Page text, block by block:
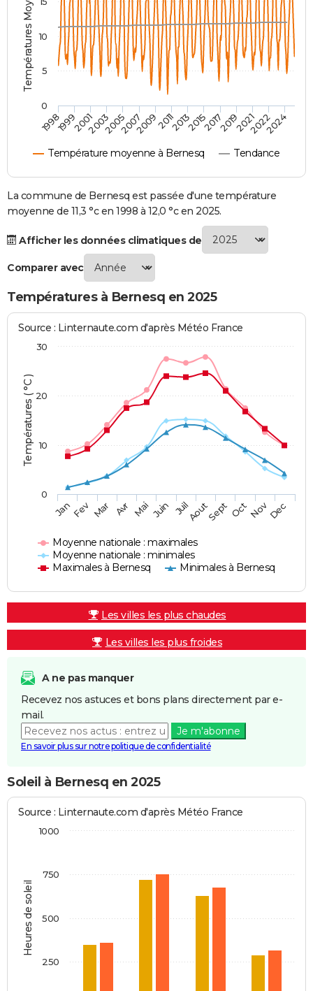
Destinations
City break
Voyage nature
Voyage de noces
Forum
Climat
PHOTO
GUIDES D'ACHAT
BONS PLANS
CARTE DE VOEUX
Carte de Noël
Carte Bonne année
Carte Saint-Valentin
Carte Pâques
Carte d'anniversaire
DICTIONNAIRE
Dictionnaire
Biographies
Citations
Expressions
Proverbes
PROGRAMME TV
S'inscrire
Se connecter
Lycées
Collèges
Primaires
Universités
Entreprises
Service militaire
Avis de recherche
AVIS DE DÉCÈS
FORUM
Bricolage
Lifestyle
Culture
Sport
Auto
Television
Voyage
Cinema
Température moyenne à Bernesq Tendance
199819992001200320052007200920112013201520172019202120222024
0
5
10
La commune de Bernesq est passée d'une température
moyenne de 11,3 °c en 1998 à 12,0 °c en 2025.
Afficher les données climatiques de
Comparer avec
Températures à Bernesq en 2025
Températures ( °C )
Source : Linternaute.com d'après Météo France
Moyenne nationale : maximales
Moyenne nationale : minimales
Maximales à Bernesq
Minimales à Bernesq
JanFev Mar Avr Mai Juin JuilAoutSept OctNovDec
0
10
20
30
Les villes les plus chaudes
Les villes les plus froides
A ne pas manquer
Recevez nos astuces et bons plans directement par e-
mail.
Je m'abonne
En savoir plus sur notre politique de confidentialité
Soleil à Bernesq en 2025
Heures de soleil
Source : Linternaute.com d'après Météo France
250
500
750
1000